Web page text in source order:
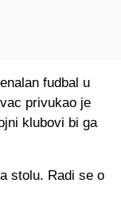
fudbal u
privukao je
klubovi bi ga
stolu. Radi se o